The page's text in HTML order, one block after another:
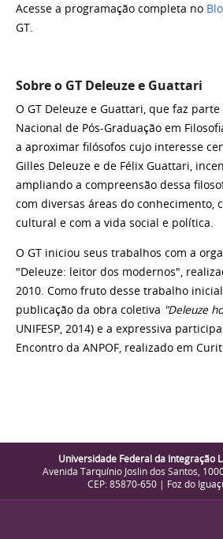
Acesse a programação completa no
GT.
Sobre o GT Deleuze e Guattari
O GT Deleuze e Guattari, que faz parte
Nacional de Pós-Graduação em
a aproximar filósofos cujo interesse
Gilles Deleuze e de Félix Guattari,
ampliando a compreensão dessa
com diversas áreas do conhecimento,
cultural e com a vida social e política.
O GT iniciou seus trabalhos com a
"Deleuze: leitor dos modernos",
2010. Como fruto desse trabalho
publicação da obra coletiva "Deleuze
UNIFESP, 2014) e a expressiva
Encontro da ANPOF, realizado em
Universidade Federal da Integração
Avenida Tarquínio Joslin dos Santos,
CEP: 85870-650 | Foz do